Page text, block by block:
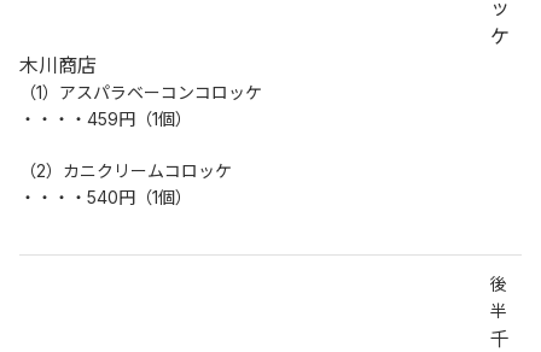
ッ
ケ
木川商店
（1）アスパラベーコンコロッケ
・・・・459円（1個）
（2）カニクリームコロッケ
・・・・540円（1個）
後
半
千